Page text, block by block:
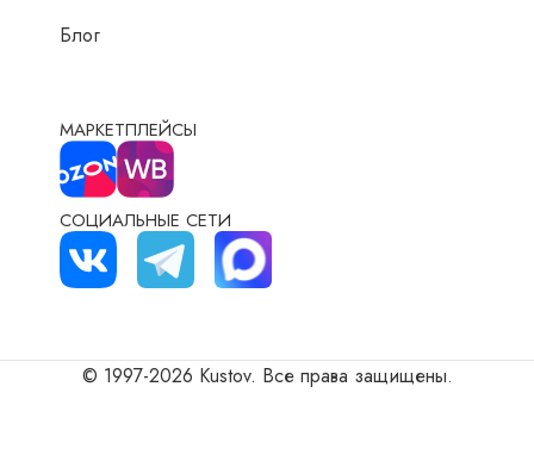
Блог
МАРКЕТПЛЕЙСЫ
СОЦИАЛЬНЫЕ СЕТИ
© 1997-2026 Kustov. Все права защищены.